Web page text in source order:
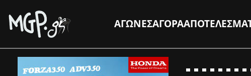
ΑΓΩΝΕΣΑΓΟΡΑ